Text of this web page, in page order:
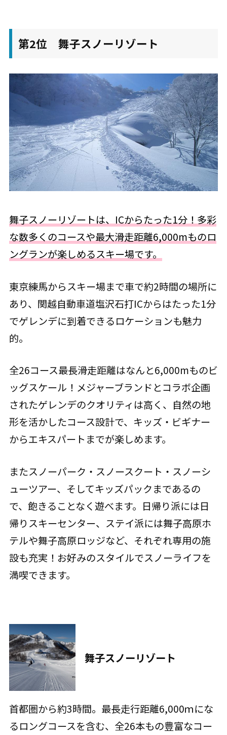
第2位 舞子スノーリゾート
舞子スノーリゾートは、ICからたった1分！多彩
な数多くのコースや最大滑走距離6,000mものロ
ングランが楽しめるスキー場です。
東京練馬からスキー場まで車で約2時間の場所に
あり、関越自動車道塩沢石打ICからはたった1分
でゲレンデに到着できるロケーションも魅力
的。
全26コース最長滑走距離はなんと6,000mものビ
ッグスケール！メジャーブランドとコラボ企画
されたゲレンデのクオリティは高く、自然の地
形を活かしたコース設計で、キッズ・ビギナー
からエキスパートまでが楽しめます。
またスノーパーク・スノースクート・スノーシ
ューツアー、そしてキッズパックまであるの
で、飽きることなく遊べます。日帰り派には日
帰りスキーセンター、ステイ派には舞子高原ホ
テルや舞子高原ロッジなど、それぞれ専用の施
設も充実！お好みのスタイルでスノーライフを
満喫できます。
舞子スノーリゾート
首都圏から約3時間。最長走行距離6,000ｍにな
るロングコースを含む、全26本もの豊富なコー